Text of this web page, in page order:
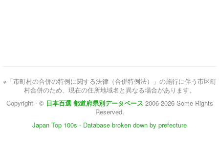
※「市町村の合併の特例に関する法律（合併特例法）」の施行に伴う市区町
村合併のため、現在の住所地域名と異なる場合があります。
Copyright - © 日本百選 都道府県別データベース 2006-2026 Some Rights
Reserved.
Japan Top 100s - Database broken down by prefecture